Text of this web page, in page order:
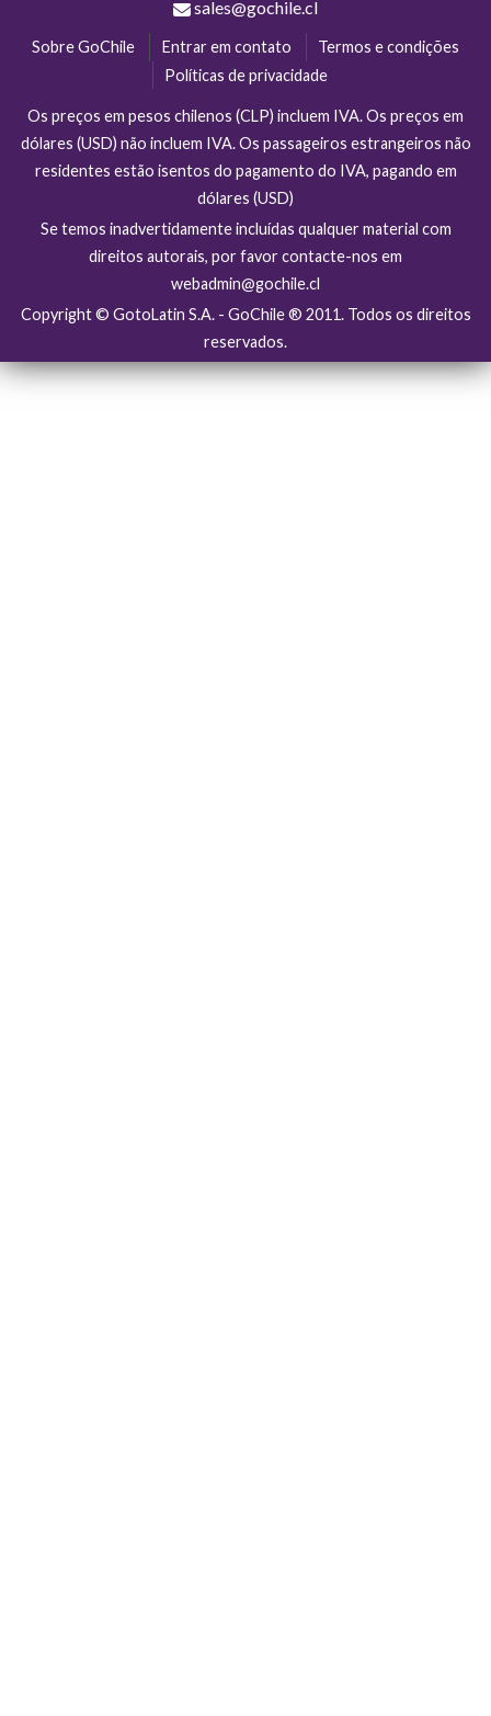
sales@gochile.cl
Sobre GoChile Entrar em contato
Termos e condições
Políticas de privacidade
Os preços em pesos chilenos (CLP) incluem IVA. Os preços em
dólares (USD) não incluem IVA. Os passageiros estrangeiros não
residentes estão isentos do pagamento do IVA, pagando em
dólares (USD)
Se temos inadvertidamente incluídas qualquer material com
direitos autorais, por favor contacte-nos em
webadmin@gochile.cl
Copyright © GotoLatin S.A. - GoChile ® 2011. Todos os direitos
reservados.